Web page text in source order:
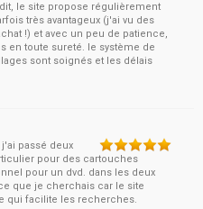
le site propose régulièrement
très avantageux (j'ai vu des
!) et avec un peu de patience,
en toute sureté. le système de
sont soignés et les délais
passé deux
pour des cartouches
pour un dvd. dans les deux
que je cherchais car le site
qui facilite les recherches.